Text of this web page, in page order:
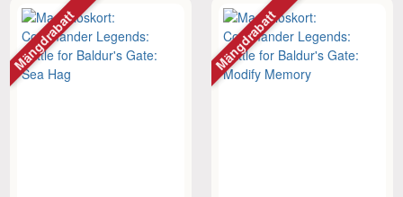
Mängdrabatt Mängdrabatt